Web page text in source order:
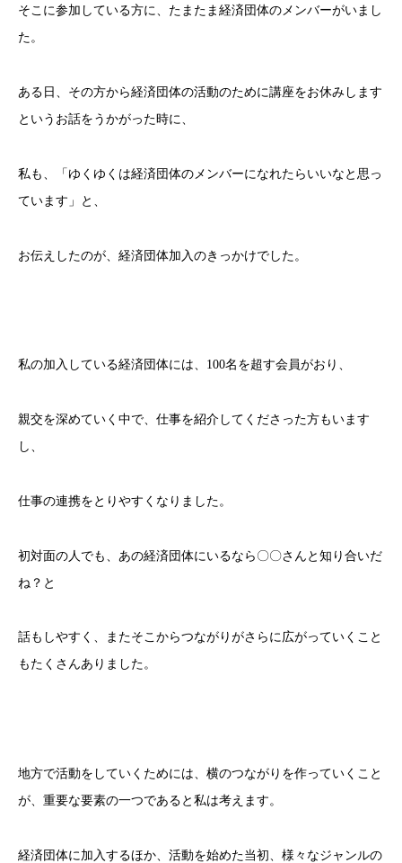
そこに参加している方に、たまたま経済団体のメンバーがいまし
た。
ある日、その方から経済団体の活動のために講座をお休みします
というお話をうかがった時に、
私も、「ゆくゆくは経済団体のメンバーになれたらいいなと思っ
ています」と、
お伝えしたのが、経済団体加入のきっかけでした。
私の加入している経済団体には、100名を超す会員がおり、
親交を深めていく中で、仕事を紹介してくださった方もいます
し、
仕事の連携をとりやすくなりました。
初対面の人でも、あの経済団体にいるなら〇〇さんと知り合いだ
ね？と
話もしやすく、またそこからつながりがさらに広がっていくこと
もたくさんありました。
地方で活動をしていくためには、横のつながりを作っていくこと
が、重要な要素の一つであると私は考えます。
経済団体に加入するほか、活動を始めた当初、様々なジャンルの